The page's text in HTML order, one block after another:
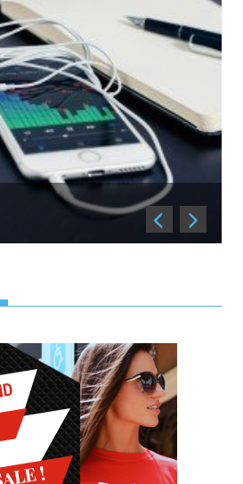
Antique in Sell